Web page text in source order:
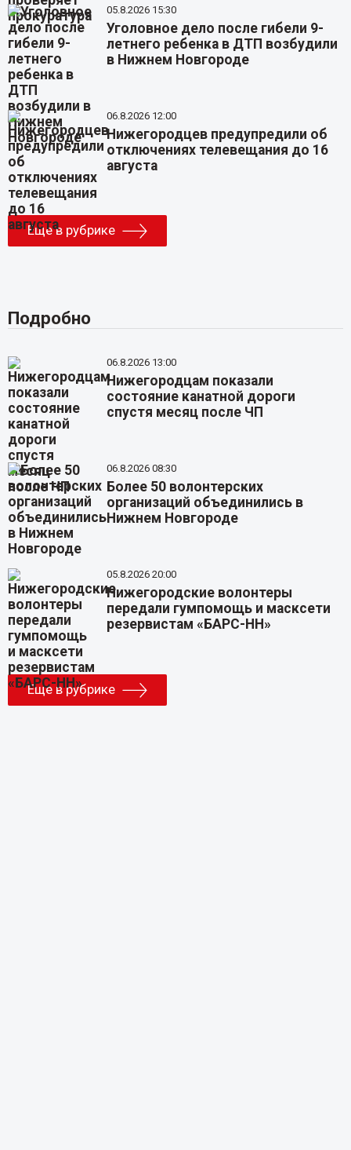
05.8.2026 15:30
Уголовное дело после гибели 9-
летнего ребенка в ДТП возбудили
в Нижнем Новгороде
06.8.2026 12:00
Нижегородцев предупредили об
отключениях телевещания до 16
августа
Еще в рубрике
Подробно
06.8.2026 13:00
Нижегородцам показали
состояние канатной дороги
спустя месяц после ЧП
06.8.2026 08:30
Более 50 волонтерских
организаций объединились в
Нижнем Новгороде
05.8.2026 20:00
Нижегородские волонтеры
передали гумпомощь и масксети
резервистам «БАРС-НН»
Еще в рубрике